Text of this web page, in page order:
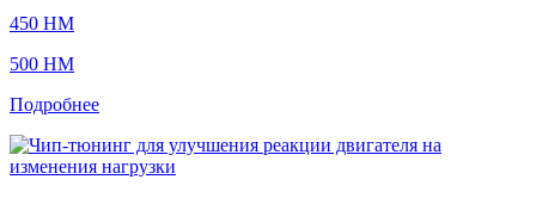
450 HM
500 HM
Подробнее